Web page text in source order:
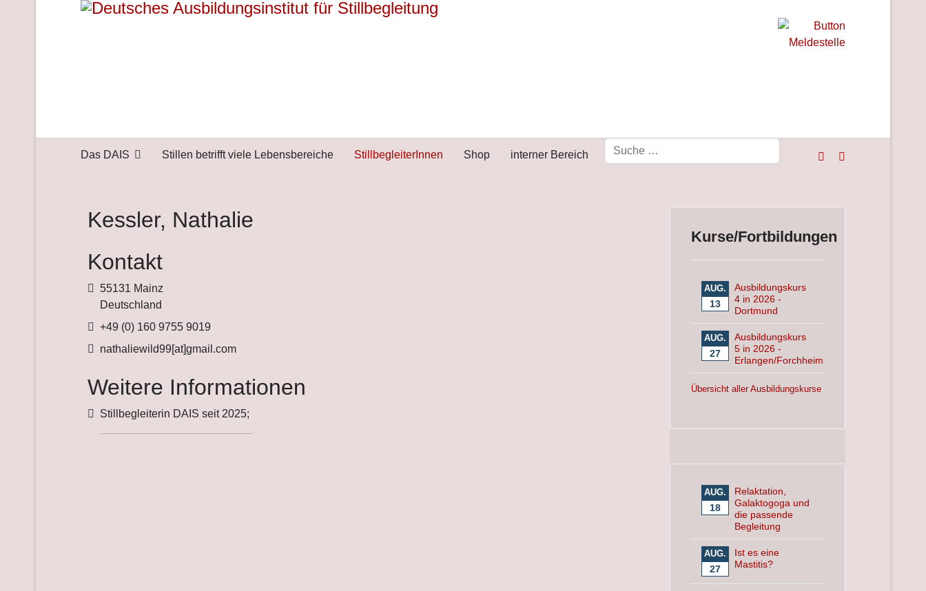
Das DAIS Stillen betrifft viele Lebensbereiche StillbegleiterInnen Shop interner Bereich
Kessler, Nathalie
Kontakt
Adresse
55131 Mainz
Deutschland
Telefon
+49 (0) 160 9755 9019
Fax
nathaliewild99[at]gmail.com
Weitere Informationen
Weitere Informationen
Stillbegleiterin DAIS seit 2025;
Kurse/Fortbildungen
AUG.
13
Ausbildungskurs
4 in 2026 -
Dortmund
AUG.
27
Ausbildungskurs
5 in 2026 -
Erlangen/Forchheim
Übersicht aller Ausbildungskurse
AUG.
18
Relaktation,
Galaktogoga und
die passende
Begleitung
AUG.
27
Ist es eine
Mastitis?